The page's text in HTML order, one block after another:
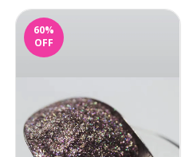
60%
OFF